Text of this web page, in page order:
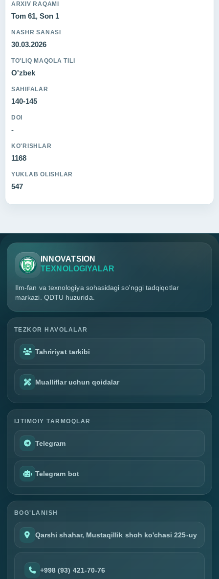
ARXIV RAQAMI
Tom 61, Son 1
NASHR SANASI
30.03.2026
TO'LIQ MAQOLA TILI
O'zbek
SAHIFALAR
140-145
DOI
-
KO'RISHLAR
1168
YUKLAB OLISHLAR
547
INNOVATSION
TEXNOLOGIYALAR
Ilm-fan va texnologiya sohasidagi so'nggi tadqiqotlar
markazi. QDTU huzurida.
TEZKOR HAVOLALAR
Tahririyat tarkibi
Mualliflar uchun qoidalar
IJTIMOIY TARMOQLAR
Telegram
Telegram bot
BOG'LANISH
Qarshi shahar, Mustaqillik shoh ko'chasi 225-uy
+998 (93) 421-70-76